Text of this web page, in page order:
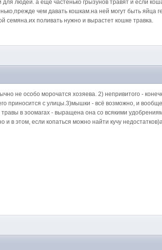
для людей. а ещё частенько грызунов травят и если
чем давать кошкам.на ней могут быть яйца
семяна.их поливать нужно и вырастет кошке травка.
не особо морочатся хозяева. 2) непривитого -
приносится с улицы.3)мышки - всё возможно, и
травы в зоомагах - выращена она со всякими
в этом, если копаться можно найти кучу